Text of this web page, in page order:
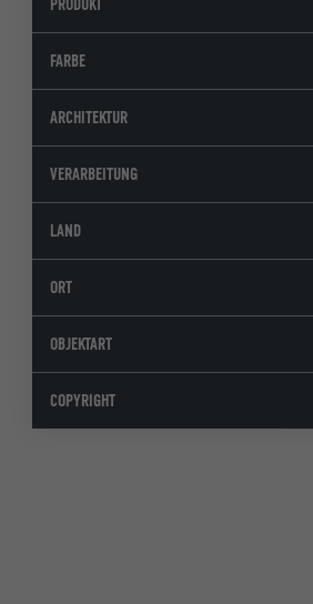
FARBE
ARCHITEKTUR
VERARBEITUNG
LAND
ORT
OBJEKTART
COPYRIGHT